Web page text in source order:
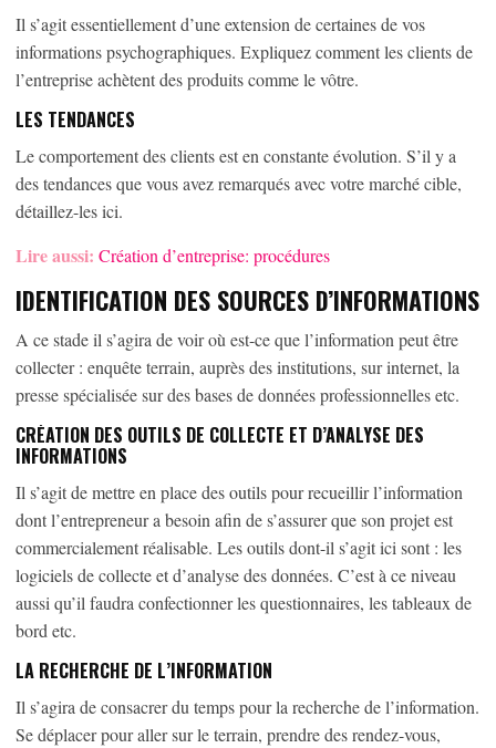
Il s’agit essentiellement d’une extension de certaines de vos
informations psychographiques. Expliquez comment les clients de
l’entreprise achètent des produits comme le vôtre.
LES TENDANCES
Le comportement des clients est en constante évolution. S’il y a
des tendances que vous avez remarqués avec votre marché cible,
détaillez-les ici.
Lire aussi: Création d’entreprise: procédures
IDENTIFICATION DES SOURCES D’INFORMATIONS
A ce stade il s’agira de voir où est-ce que l’information peut être
collecter : enquête terrain, auprès des institutions, sur internet, la
presse spécialisée sur des bases de données professionnelles etc.
CRÉATION DES OUTILS DE COLLECTE ET D’ANALYSE DES
INFORMATIONS
Il s’agit de mettre en place des outils pour recueillir l’information
dont l’entrepreneur a besoin afin de s’assurer que son projet est
commercialement réalisable. Les outils dont-il s’agit ici sont : les
logiciels de collecte et d’analyse des données. C’est à ce niveau
aussi qu’il faudra confectionner les questionnaires, les tableaux de
bord etc.
LA RECHERCHE DE L’INFORMATION
Il s’agira de consacrer du temps pour la recherche de l’information.
Se déplacer pour aller sur le terrain, prendre des rendez-vous,